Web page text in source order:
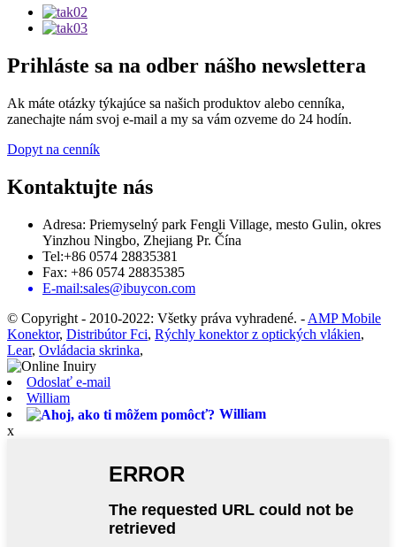
Prihláste sa na odber nášho newslettera
Ak máte otázky týkajúce sa našich produktov alebo cenníka,
zanechajte nám svoj e-mail a my sa vám ozveme do 24 hodín.
Dopyt na cenník
Kontaktujte nás
Adresa: Priemyselný park Fengli Village, mesto Gulin, okres
Yinzhou Ningbo, Zhejiang Pr. Čína
Tel:+86 0574 28835381
Fax: +86 0574 28835385
E-mail:sales@ibuycon.com
© Copyright - 2010-2022: Všetky práva vyhradené. - AMP Mobile
Konektor, Distribútor Fci, Rýchly konektor z optických vlákien,
Lear, Ovládacia skrinka,
Odoslať e-mail
William
William
x